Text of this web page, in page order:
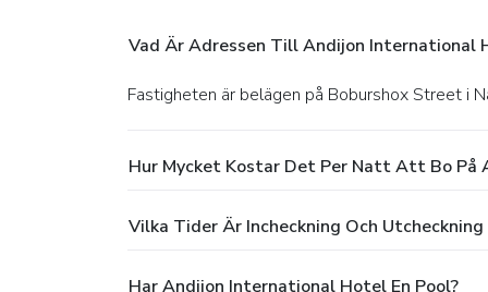
Vad Är Adressen Till Andijon International
Fastigheten är belägen på Boburshox Street i
Hur Mycket Kostar Det Per Natt Att Bo På
Vilka Tider Är Incheckning Och
Har Andijon International Hotel En Pool?